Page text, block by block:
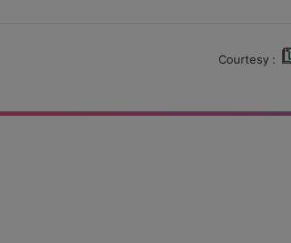
Courtesy :